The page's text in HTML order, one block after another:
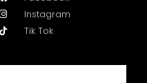
Instagram
Tik Tok